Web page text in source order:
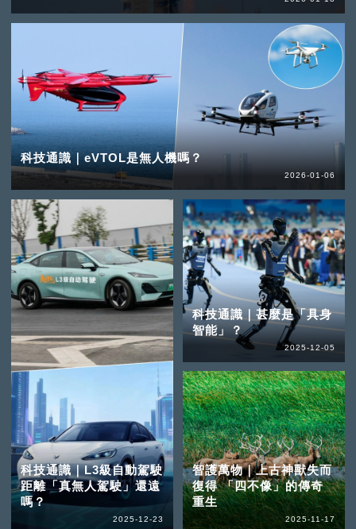
科技通識｜eVTOL是無人機嗎？
2026-01-06
科技通識｜L3級自動駕駛
距離「真無人駕駛」還遠
嗎？
2025-12-23
科技通識｜甚麼是「具身
智能」？
2025-12-05
智護萬物｜上古神獸失而
復得 「四不像」的傳奇
重生
2025-11-17